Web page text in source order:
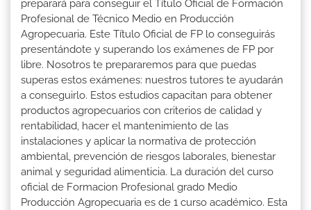
preparará para conseguir el Título Oficial de Formación
Profesional de Técnico Medio en Producción
Agropecuaria. Este Título Oficial de FP lo conseguirás
presentándote y superando los exámenes de FP por
libre. Nosotros te prepararemos para que puedas
superas estos exámenes: nuestros tutores te ayudarán
a conseguirlo. Estos estudios capacitan para obtener
productos agropecuarios con criterios de calidad y
rentabilidad, hacer el mantenimiento de las
instalaciones y aplicar la normativa de protección
ambiental, prevención de riesgos laborales, bienestar
animal y seguridad alimenticia. La duración del curso
oficial de Formacion Profesional grado Medio
Producción Agropecuaria es de 1 curso académico. Esta